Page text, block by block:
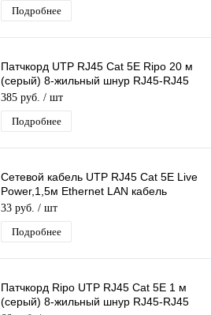
Подробнее
Патчкорд UTP RJ45 Cat 5E Ripo 20 м
(серый) 8-жильный шнур RJ45-RJ45
для соединения сетевых устройств
385 руб. / шт
Подробнее
Сетевой кабель UTP RJ45 Cat 5E Live
Power,1,5м Ethernet LAN кабель
патчкорд 8-жильный шнур RJ45-RJ45
33 руб. / шт
Подробнее
Патчкорд Ripo UTP RJ45 Cat 5E 1 м
(серый) 8-жильный шнур RJ45-RJ45